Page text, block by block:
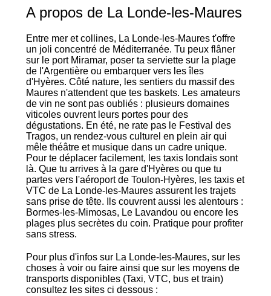
A propos de La Londe-les-Maures
Entre mer et collines, La Londe-les-Maures t'offre
un joli concentré de Méditerranée. Tu peux flâner
sur le port Miramar, poser ta serviette sur la plage
de l'Argentière ou embarquer vers les îles
d'Hyères. Côté nature, les sentiers du massif des
Maures n'attendent que tes baskets. Les amateurs
de vin ne sont pas oubliés : plusieurs domaines
viticoles ouvrent leurs portes pour des
dégustations. En été, ne rate pas le Festival des
Tragos, un rendez-vous culturel en plein air qui
mêle théâtre et musique dans un cadre unique.
Pour te déplacer facilement, les taxis londais sont
là. Que tu arrives à la gare d'Hyères ou que tu
partes vers l'aéroport de Toulon-Hyères, les taxis et
VTC de La Londe-les-Maures assurent les trajets
sans prise de tête. Ils couvrent aussi les alentours :
Bormes-les-Mimosas, Le Lavandou ou encore les
plages plus secrètes du coin. Pratique pour profiter
sans stress.
Pour plus d'infos sur La Londe-les-Maures, sur les
choses à voir ou faire ainsi que sur les moyens de
transports disponibles (Taxi, VTC, bus et train)
consultez les sites ci dessous :